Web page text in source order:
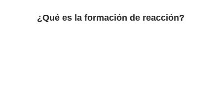
¿Qué es la formación de reacción?